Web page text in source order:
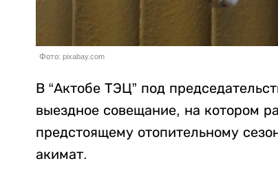
Фото: pixabay.com
В “Актобе ТЭЦ” под
выездное совещание, на котором
предстоящему отопительному
акимат.